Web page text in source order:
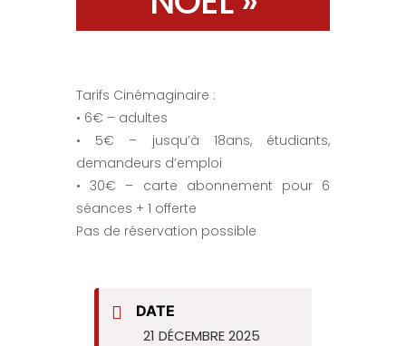
Tarifs Cinémaginaire :
• 6€ – adultes
• 5€ – jusqu’à 18ans, étudiants,
demandeurs d’emploi
• 30€ – carte abonnement pour 6
séances + 1 offerte
Pas de réservation possible
DATE
21 DÉCEMBRE 2025